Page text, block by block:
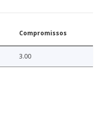
Compromissos
3.00